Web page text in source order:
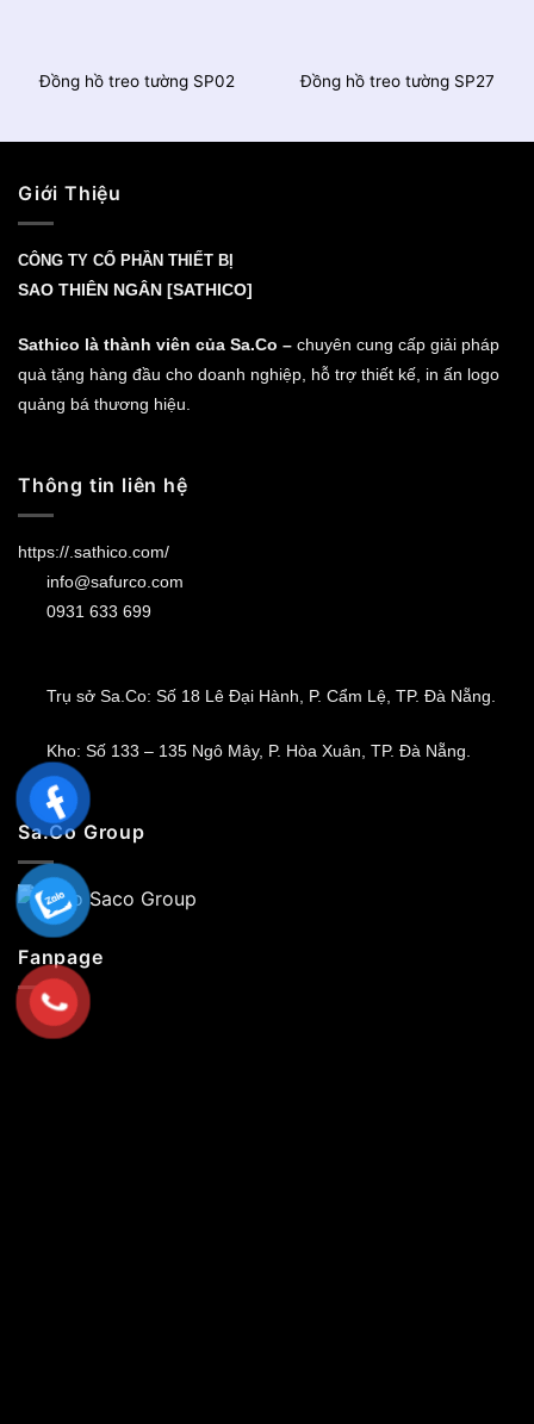
Đồng hồ treo tường SP02 Đồng hồ treo tường SP27
Giới Thiệu
CÔNG TY CỔ PHẦN THIẾT BỊ
SAO THIÊN NGÂN [SATHICO]
Sathico là thành viên của Sa.Co – chuyên cung cấp giải pháp
quà tặng hàng đầu cho doanh nghiệp, hỗ trợ thiết kế, in ấn logo
quảng bá thương hiệu.
Thông tin liên hệ
https://.sathico.com/
info@safurco.com
0931 633 699
Trụ sở Sa.Co: Số 18 Lê Đại Hành, P. Cẩm Lệ, TP. Đà Nẵng.
Kho: Số 133 – 135 Ngô Mây, P. Hòa Xuân, TP. Đà Nẵng.
Sa.Co Group
Fanpage